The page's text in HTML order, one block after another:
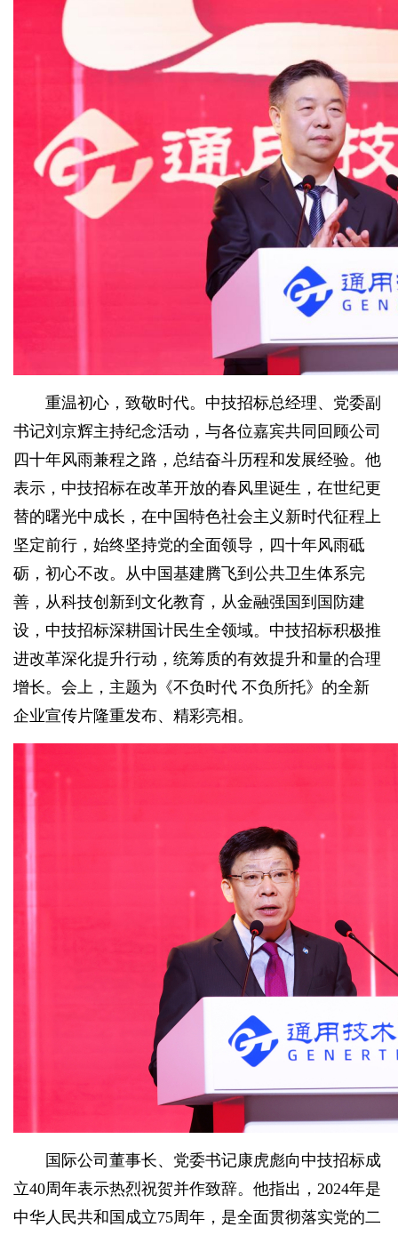
重温初心，致敬时代。中技招标总经理、党委副
书记刘京辉主持纪念活动，与各位嘉宾共同回顾公司
四十年风雨兼程之路，总结奋斗历程和发展经验。他
表示，中技招标在改革开放的春风里诞生，在世纪更
替的曙光中成长，在中国特色社会主义新时代征程上
坚定前行，始终坚持党的全面领导，四十年风雨砥
砺，初心不改。从中国基建腾飞到公共卫生体系完
善，从科技创新到文化教育，从金融强国到国防建
设，中技招标深耕国计民生全领域。中技招标积极推
进改革深化提升行动，统筹质的有效提升和量的合理
增长。会上，主题为《不负时代 不负所托》的全新
企业宣传片隆重发布、精彩亮相。
国际公司董事长、党委书记康虎彪向中技招标成
立40周年表示热烈祝贺并作致辞。他指出，2024年是
中华人民共和国成立75周年，是全面贯彻落实党的二